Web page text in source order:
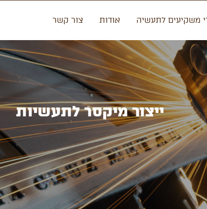
משקיעים לתעשיה אודות צור קשר
ייצור מיקסר לתעשיות